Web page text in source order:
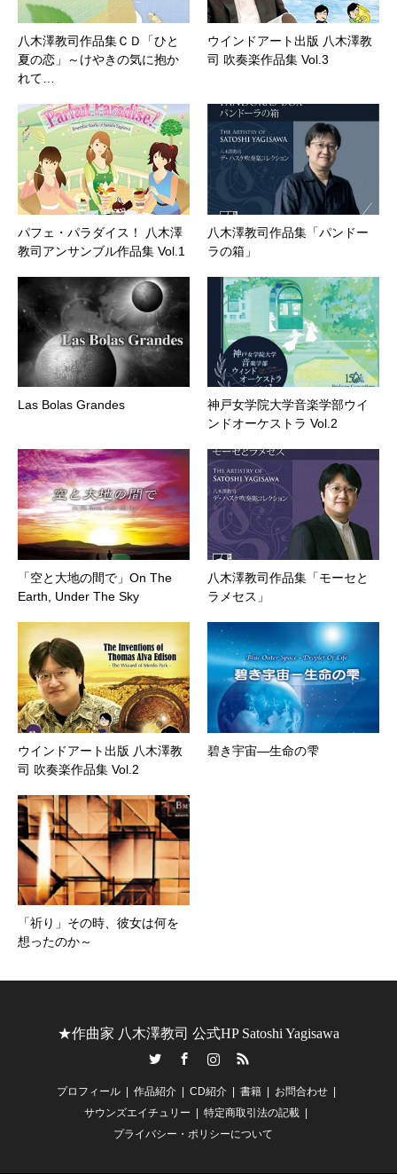
八木澤教司作品集ＣＤ「ひと
夏の恋」～けやきの気に抱か
れて…
ウインドアート出版 八木澤教
司 吹奏楽作品集 Vol.3
パフェ・パラダイス！ 八木澤
教司アンサンブル作品集 Vol.1
八木澤教司作品集「パンドー
ラの箱」
Las Bolas Grandes
神戸女学院大学音楽学部ウイ
ンドオーケストラ Vol.2
「空と大地の間で」On The
Earth, Under The Sky
八木澤教司作品集「モーセと
ラメセス」
ウインドアート出版 八木澤教
司 吹奏楽作品集 Vol.2
碧き宇宙―生命の雫
「祈り」その時、彼女は何を
想ったのか～
★作曲家 八木澤教司 公式HP Satoshi Yagisawa
RSS
プロフィール 作品紹介 CD紹介 書籍
お問合わせ
サウンズエイチュリー
特定商取引法の記載
プライバシー・ポリシーについて